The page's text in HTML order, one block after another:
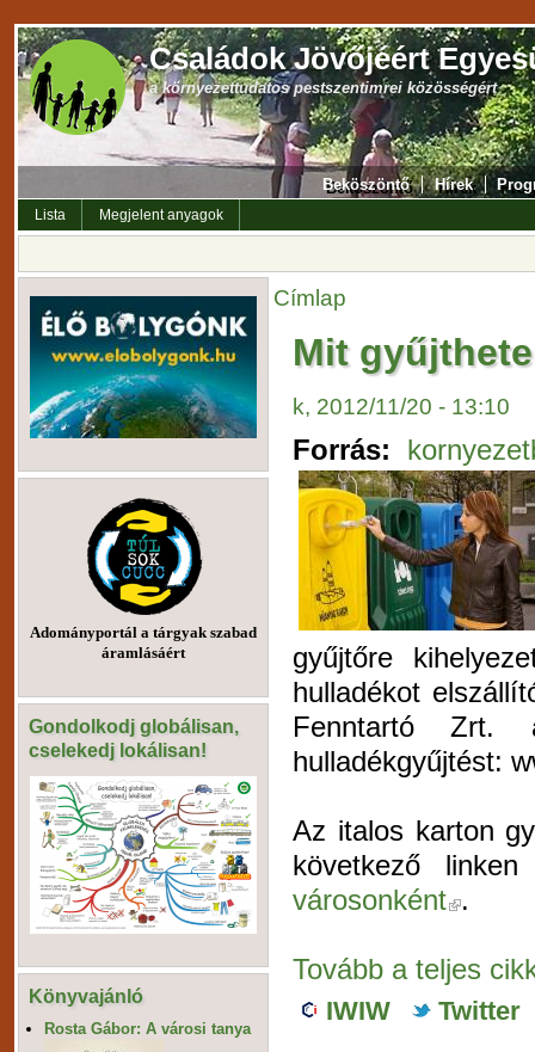
Családok Jövőjéért
a környezettudatos pestszentimrei közösségért
Beköszöntő Hírek
Lista Megjelent anyagok
Adományportál a tárgyak szabad
áramlásáért
Gondolkodj globálisan,
cselekedj lokálisan!
Könyvajánló
Rosta Gábor: A városi tanya
Címlap
Mit
k, 2012/11/20 - 13:10
Forrás:
gyűjtőre
hulladékot
Fenntartó Zrt.
hulladékgyűjtést:
Az italos karton
következő
városonként .
Tovább a teljes
IWIW Twitter